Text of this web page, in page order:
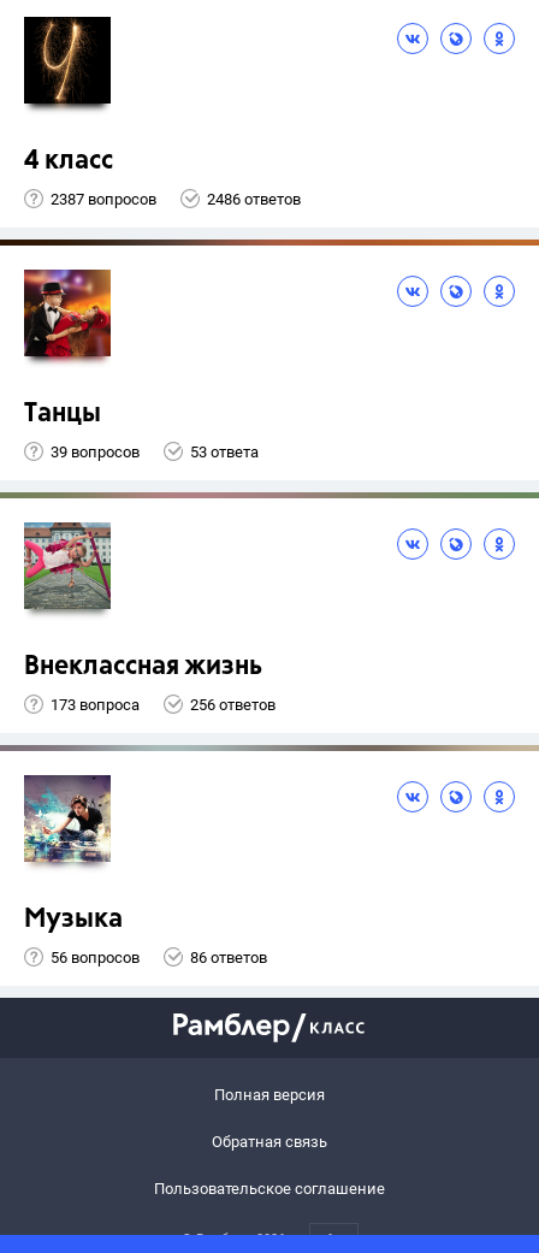
4 класс
2387 вопросов 2486 ответов
Танцы
39 вопросов 53 ответа
Внеклассная жизнь
173 вопроса 256 ответов
Музыка
56 вопросов 86 ответов
Полная версия
Обратная связь
Пользовательское соглашение
© Рамблер,2026 6+